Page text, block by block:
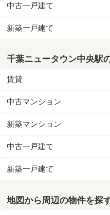
中古一戸建て
新築一戸建て
千葉ニュータウン中央駅
賃貸
中古マンション
新築マンション
中古一戸建て
新築一戸建て
地図から周辺の物件を探